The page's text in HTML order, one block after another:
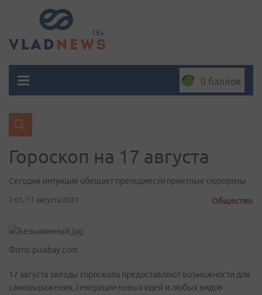
0 баллов
Гороскоп на 17 августа
Сегодня интуиция обещает преподнести приятные сюрпризы
7:01, 17 августа 2021 Общество
Фото: pixabay.com
17 августа звезды гороскопа предоставляют возможности для
самовыражения, генерации новых идей и любых видов